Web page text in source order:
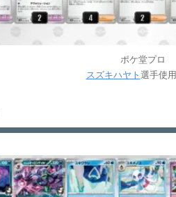
ポケ堂プロ
スズキハヤト 選手使用